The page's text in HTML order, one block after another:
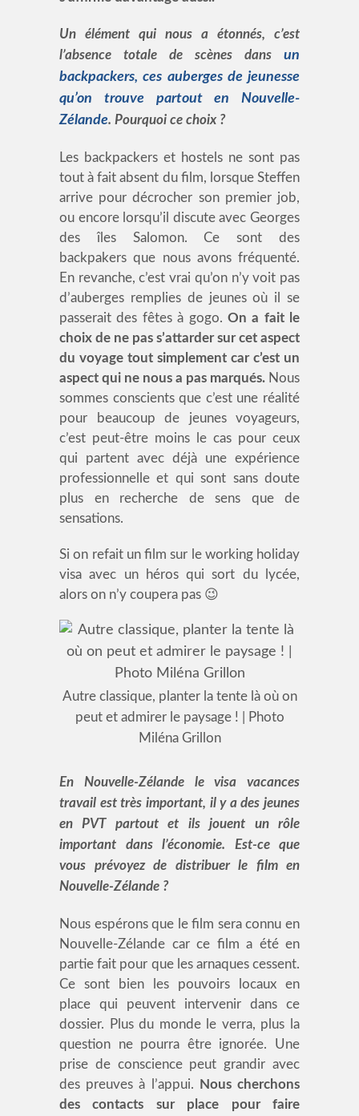
Un élément qui nous a étonnés, c’est
l’absence totale de scènes dans un
backpackers, ces auberges de jeunesse
qu’on trouve partout en Nouvelle-
Zélande. Pourquoi ce choix ?
Les backpackers et hostels ne sont pas
tout à fait absent du film, lorsque Steffen
arrive pour décrocher son premier job,
ou encore lorsqu’il discute avec Georges
des îles Salomon. Ce sont des
backpakers que nous avons fréquenté.
En revanche, c’est vrai qu’on n’y voit pas
d’auberges remplies de jeunes où il se
passerait des fêtes à gogo. On a fait le
choix de ne pas s’attarder sur cet aspect
du voyage tout simplement car c’est un
aspect qui ne nous a pas marqués. Nous
sommes conscients que c’est une réalité
pour beaucoup de jeunes voyageurs,
c’est peut-être moins le cas pour ceux
qui partent avec déjà une expérience
professionnelle et qui sont sans doute
plus en recherche de sens que de
sensations.
Si on refait un film sur le working holiday
visa avec un héros qui sort du lycée,
alors on n’y coupera pas 😉
Autre classique, planter la tente là où on
peut et admirer le paysage ! | Photo
Miléna Grillon
En Nouvelle-Zélande le visa vacances
travail est très important, il y a des jeunes
en PVT partout et ils jouent un rôle
important dans l’économie. Est-ce que
vous prévoyez de distribuer le film en
Nouvelle-Zélande ?
Nous espérons que le film sera connu en
Nouvelle-Zélande car ce film a été en
partie fait pour que les arnaques cessent.
Ce sont bien les pouvoirs locaux en
place qui peuvent intervenir dans ce
dossier. Plus du monde le verra, plus la
question ne pourra être ignorée. Une
prise de conscience peut grandir avec
des preuves à l’appui.
Nous cherchons
des contacts sur place pour faire